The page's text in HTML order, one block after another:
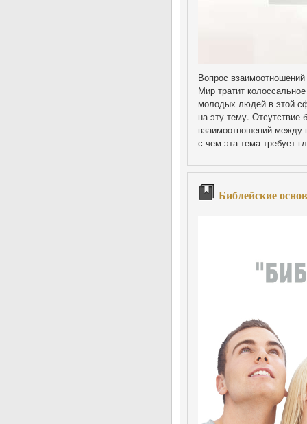
Вопрос
Мир тратит
молодых людей в этой
на эту тему. Отсутствие
взаимоотношений между
с чем эта тема требует
Библейские